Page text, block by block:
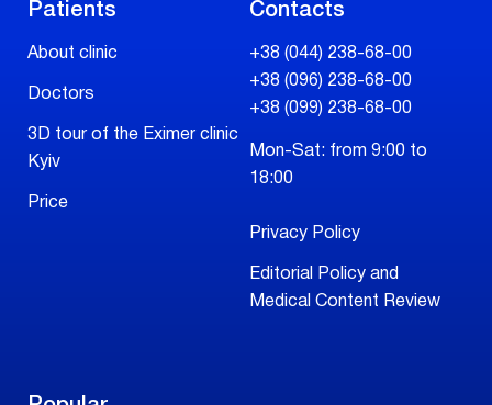
Patients
About clinic
Doctors
3D tour of the Eximer clinic
Kyiv
Price
Contacts
+38 (044) 238-68-00
+38 (096) 238-68-00
+38 (099) 238-68-00
Mon-Sat: from 9:00 to
18:00
Privacy Policy
Editorial Policy and
Medical Content Review